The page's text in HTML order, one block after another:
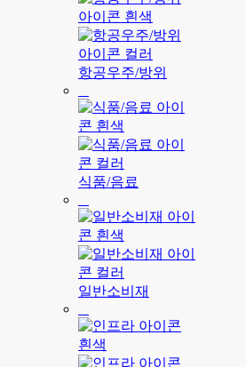
항공우주/방위
식품/음료
일반소비재